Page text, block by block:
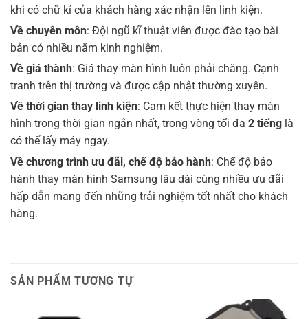
khi có chữ kí của khách hàng xác nhận lên linh kiện.
Về chuyên môn: Đội ngũ kĩ thuật viên được đào tạo bài
bản có nhiều năm kinh nghiệm.
Về giá thành: Giá thay màn hình luôn phải chăng. Cạnh
tranh trên thị trường và được cập nhật thường xuyên.
Về thời gian thay linh kiện: Cam kết thực hiện thay màn
hình trong thời gian ngắn nhất, trong vòng tối đa 2 tiếng là
có thể lấy máy ngay.
Về chương trình ưu đãi, chế độ bảo hành: Chế độ bảo
hành thay màn hình Samsung lâu dài cùng nhiều ưu đãi
hấp dẫn mang đến những trải nghiệm tốt nhất cho khách
hàng.
SẢN PHẨM TƯƠNG TỰ